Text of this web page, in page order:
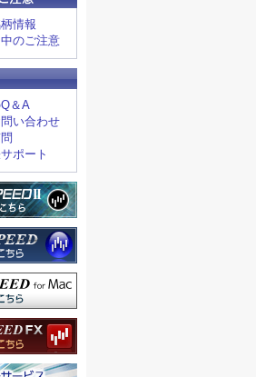
情報
のご注意
＆A
い合わせ
ポート